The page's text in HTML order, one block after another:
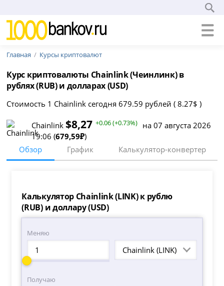
Главная Курсы криптовалют
Курс криптовалюты Chainlink (Чеинлинк) в
рублях (RUB) и долларах (USD)
Стоимость 1 Chainlink сегодня 679.59 рублей ( 8.27$ )
Chainlink $8,27 +0.06 (+0.73%)
на 07 августа 2026
19:06 (679,59₽)
Обзор
График Калькулятор-конвертер
Калькулятор Chainlink (LINK) к рублю
(RUB) и доллару (USD)
Меняю
Chainlink (LINK)
Получаю